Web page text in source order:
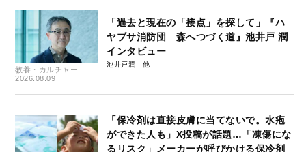
教養・カルチャー
2026.08.09
「過去と現在の「接点」を探して」『ハ
ヤブサ消防団 森へつづく道』池井戸 潤
インタビュー
池井戸潤
「保冷剤は直接皮膚に当てないで。水疱
ができた人も」X投稿が話題…「凍傷にな
るリスク」メーカーが呼びかける保冷剤